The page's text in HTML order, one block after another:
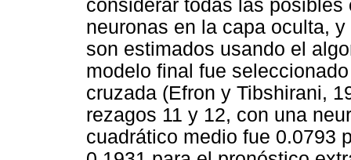
considerar todas las
neuronas en la capa oculta,
son estimados usando el
modelo final fue
cruzada (Efron y Tibshirani,
rezagos 11 y 12, con una
cuadrático medio fue 0.0793